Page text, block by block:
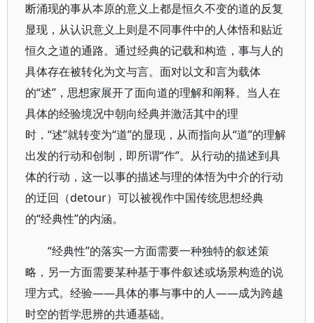
断涌现的事从本原的意义上都是恒久不变的道的反复
显现，从认识意义上则是不同事件中的人体悟和贴近
恒久之道的通路。通过经典的记载和构造，事与人的
具体存在被转化为文与言。面对以文和言为载体
的“述”，思想家展开了面向道的理解和阐释。当人在
具体的经验境况中朝向经典并激活其中的理
时，“述”就转变为“道”的显现，从而指向从“道”的理解
出发的行动和创制，即所谓“作”。从行动的描述到具
体的行动，这一以事的描述与理的体悟为中介的行动
的迂回（detour）可以被视作中国传统思想经典
的“经典性”的内涵。
“经典性”的落实一方面需要一种独特的叙述策
略，另一方面需要某种基于事件叙述或场景构造的说
理方式。经验——具体的事与事中的人——成为跨越
时空的哲学思辨的共通基础。